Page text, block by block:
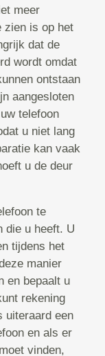
meer
zien is op het
dat de
wordt omdat
ontstaan
aangesloten
telefoon
u niet lang
kan vaak
u de deur
te
die u heeft. U
tijdens het
manier
en bepaalt u
rekening
uiteraard een
en als er
vinden,